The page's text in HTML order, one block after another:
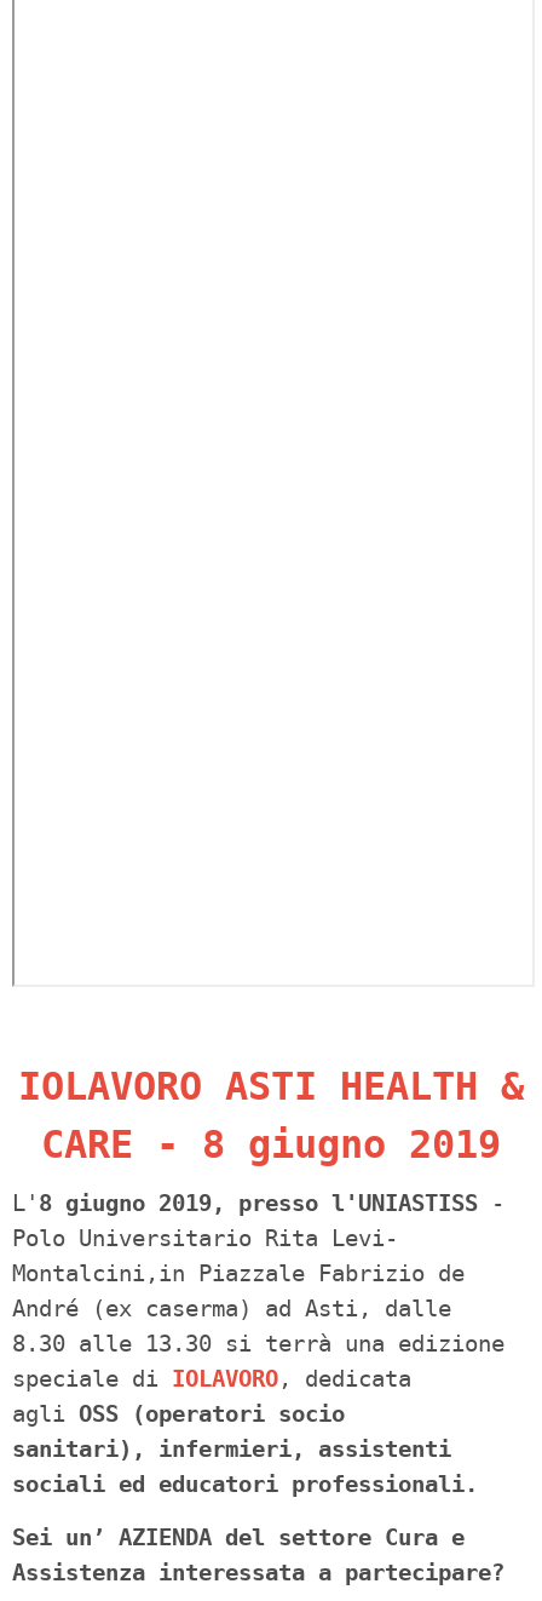
IOLAVORO ASTI HEALTH &
CARE - 8 giugno 2019
L' 8 giugno 2019, presso l'UNIASTISS -
Polo Universitario Rita Levi-
Montalcini,in Piazzale Fabrizio de
André (ex caserma) ad Asti, dalle
8.30 alle 13.30 si terrà una edizione
speciale di IOLAVORO, dedicata
agli OSS (operatori socio
sanitari), infermieri, assistenti
sociali ed educatori professionali.
Sei un’ AZIENDA del settore Cura e
Assistenza interessata a partecipare?